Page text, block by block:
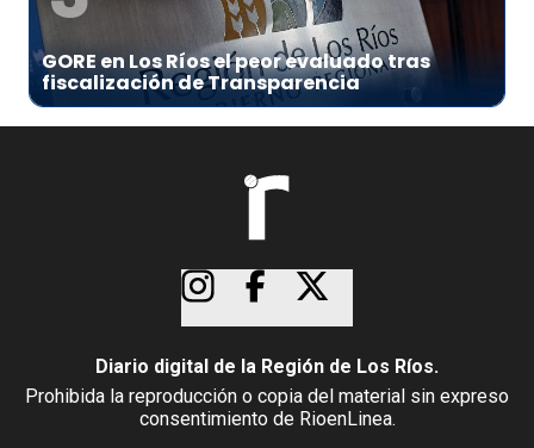
GORE en Los Ríos el peor evaluado tras
fiscalización de Transparencia
Diario digital de la Región de Los Ríos.
Prohibida la reproducción o copia del material sin expreso
consentimiento de RioenLinea.